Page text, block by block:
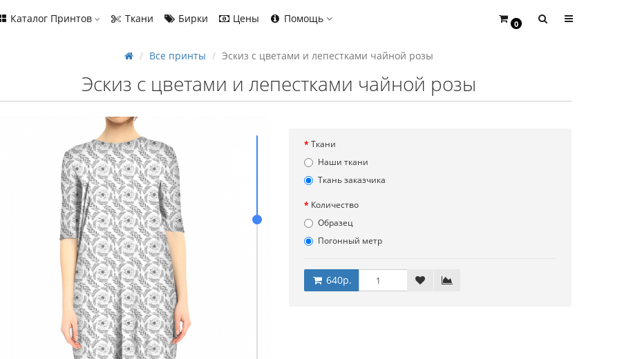
Каталог Принтов Ткани Бирки Цены Помощь 0
Все принты Эскиз с цветами и лепестками чайной розы
Эскиз с цветами и лепестками чайной розы
Ткани
Наши ткани
Ткань заказчика
Количество
Образец
Погонный метр
640р.